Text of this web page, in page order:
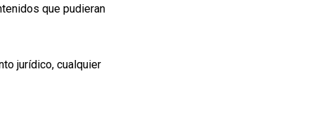
que pudieran
jurídico, cualquier